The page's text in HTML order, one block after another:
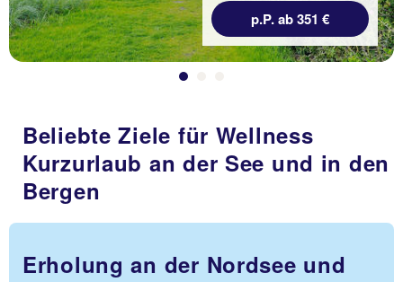
p.P. ab 351 €
Beliebte Ziele für Wellness
Kurzurlaub an der See und in den
Bergen
Erholung an der Nordsee und